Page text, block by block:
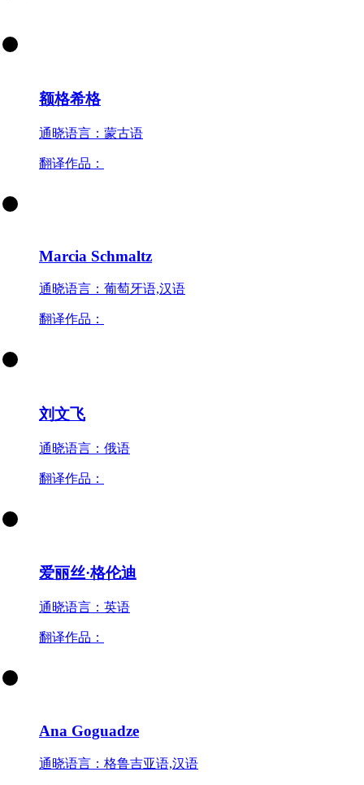
额格希格
通晓语言：蒙古语
翻译作品：
Marcia Schmaltz
通晓语言：葡萄牙语,汉语
翻译作品：
刘文飞
通晓语言：俄语
翻译作品：
爱丽丝·格伦迪
通晓语言：英语
翻译作品：
Ana Goguadze
通晓语言：格鲁吉亚语,汉语